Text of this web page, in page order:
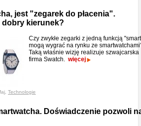
jest "zegarek do płacenia".
dobry kierunek?
Czy zwykłe zegarki z jedną funkcją
mogą wygrać na rynku ze
Taką właśnie wizję realizuje szwajcarska
firma Swatch. więcej
Technologie
Doświadczenie pozwoli